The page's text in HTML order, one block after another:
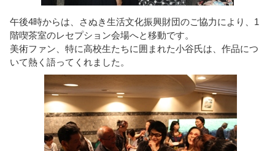
午後4時からは、さぬき生活文化振興財団のご協力により、1
階喫茶室のレセプション会場へと移動です。
美術ファン、特に高校生たちに囲まれた小谷氏は、作品につ
いて熱く語ってくれました。